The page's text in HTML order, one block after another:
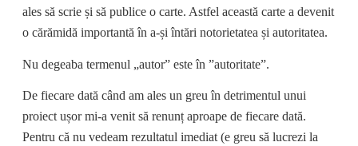
ales să scrie și să publice o carte. Astfel această carte a devenit
o cărămidă importantă în a-și întări notorietatea și autoritatea.
Nu degeaba termenul „autor” este în ”autoritate”.
De fiecare dată când am ales un greu în detrimentul unui
proiect ușor mi-a venit să renunț aproape de fiecare dată.
Pentru că nu vedeam rezultatul imediat (e greu să lucrezi la